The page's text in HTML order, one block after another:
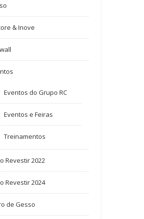
& Inove
Eventos do Grupo RC
Eventos e Feiras
Treinamentos
Revestir 2022
Revestir 2024
de Gesso